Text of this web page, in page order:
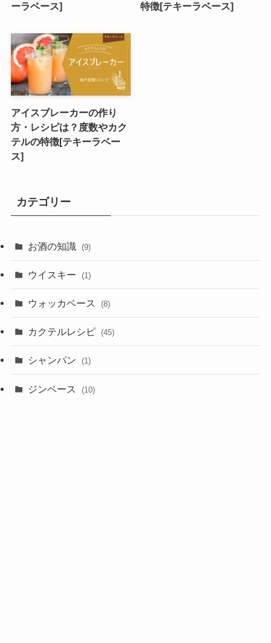
ーラベース]
特徴[テキーラベース]
アイスブレーカーの作り
方・レシピは？度数やカク
テルの特徴[テキーラベー
ス]
カテゴリー
お酒の知識 (9)
ウイスキー (1)
ウォッカベース (8)
カクテルレシピ (45)
シャンパン (1)
ジンベース (10)